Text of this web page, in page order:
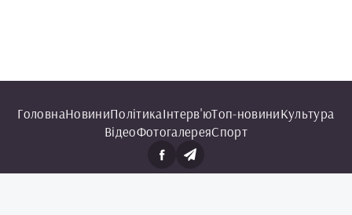
ГоловнаНовиниПолітикаІнтерв'юТоп-новиниКультура
ВідеоФотогалереяСпорт